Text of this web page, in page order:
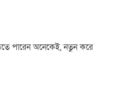
পারেন অনেকেই, নতুন করে